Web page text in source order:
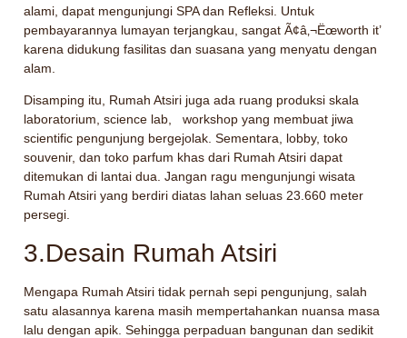
alami, dapat mengunjungi SPA dan Refleksi. Untuk
pembayarannya lumayan terjangkau, sangat Ã¢â‚¬Ëœworth it’
karena didukung fasilitas dan suasana yang menyatu dengan
alam.
Disamping itu, Rumah Atsiri juga ada ruang produksi skala
laboratorium, science lab, workshop yang membuat jiwa
scientific pengunjung bergejolak. Sementara, lobby, toko
souvenir, dan toko parfum khas dari Rumah Atsiri dapat
ditemukan di lantai dua. Jangan ragu mengunjungi wisata
Rumah Atsiri yang berdiri diatas lahan seluas 23.660 meter
persegi.
3.Desain Rumah Atsiri
Mengapa Rumah Atsiri tidak pernah sepi pengunjung, salah
satu alasannya karena masih mempertahankan nuansa masa
lalu dengan apik. Sehingga perpaduan bangunan dan sedikit